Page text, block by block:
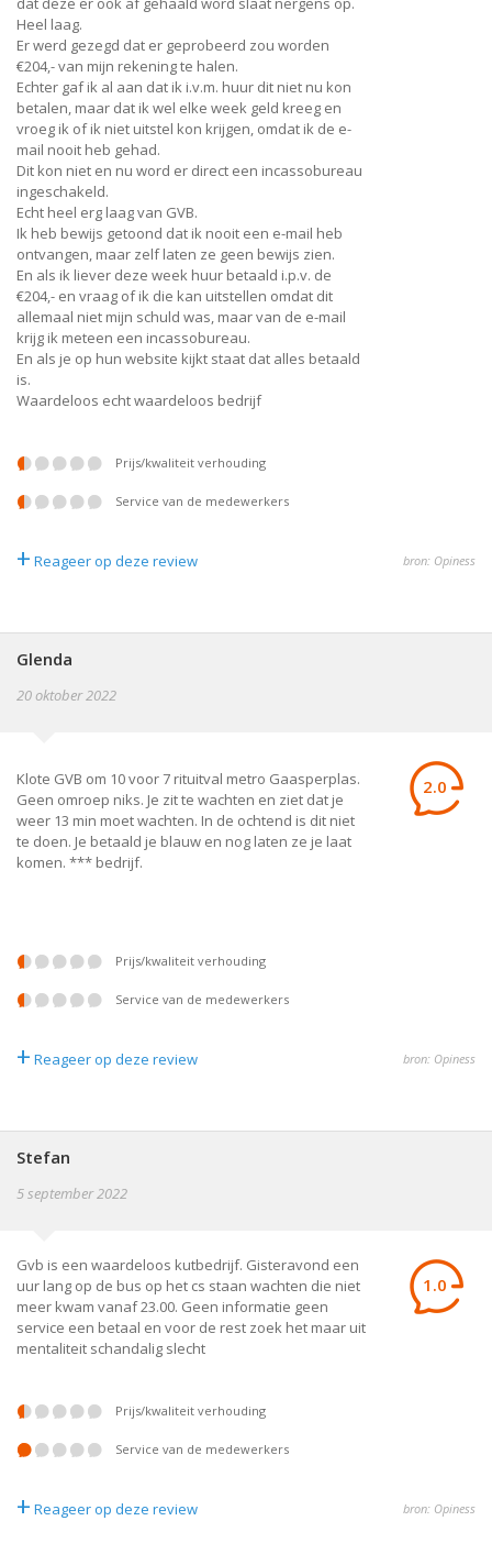
Heel laag.
Er werd gezegd dat er geprobeerd zou worden
€204,- van mijn rekening te halen.
Echter gaf ik al aan dat ik i.v.m. huur dit niet nu kon
betalen, maar dat ik wel elke week geld kreeg en
vroeg ik of ik niet uitstel kon krijgen, omdat ik de e-
mail nooit heb gehad.
Dit kon niet en nu word er direct een incassobureau
ingeschakeld.
Echt heel erg laag van GVB.
Ik heb bewijs getoond dat ik nooit een e-mail heb
ontvangen, maar zelf laten ze geen bewijs zien.
En als ik liever deze week huur betaald i.p.v. de
€204,- en vraag of ik die kan uitstellen omdat dit
allemaal niet mijn schuld was, maar van de e-mail
krijg ik meteen een incassobureau.
En als je op hun website kijkt staat dat alles betaald
is.
Waardeloos echt waardeloos bedrijf
prijs/kwaliteit verhouding
service van de medewerkers
+ Reageer op deze review bron: Opiness
Glenda
20 oktober 2022
Klote GVB om 10 voor 7 rituitval metro Gaasperplas.
Geen omroep niks. Je zit te wachten en ziet dat je
weer 13 min moet wachten. In de ochtend is dit niet
te doen. Je betaald je blauw en nog laten ze je laat
komen. *** bedrijf.
2.0
prijs/kwaliteit verhouding
service van de medewerkers
+ Reageer op deze review bron: Opiness
Stefan
5 september 2022
Gvb is een waardeloos kutbedrijf. Gisteravond een
uur lang op de bus op het cs staan wachten die niet
meer kwam vanaf 23.00. Geen informatie geen
service een betaal en voor de rest zoek het maar uit
mentaliteit schandalig slecht
1.0
prijs/kwaliteit verhouding
service van de medewerkers
+ Reageer op deze review bron: Opiness